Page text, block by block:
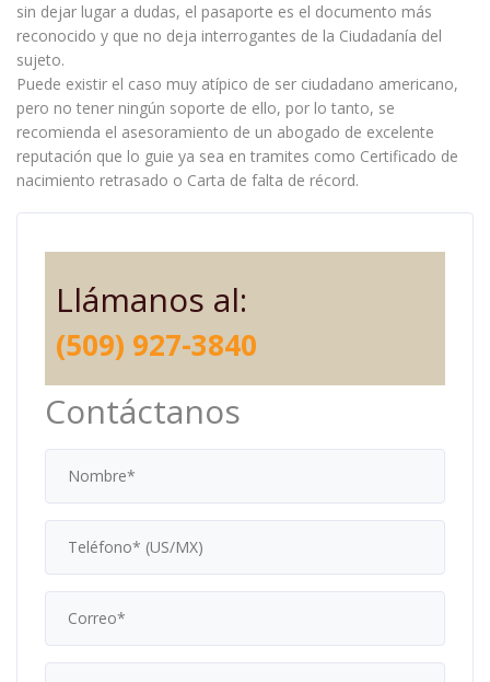
sin dejar lugar a dudas, el pasaporte es el documento más
reconocido y que no deja interrogantes de la Ciudadanía del
sujeto.
Puede existir el caso muy atípico de ser ciudadano americano,
pero no tener ningún soporte de ello, por lo tanto, se
recomienda el asesoramiento de un abogado de excelente
reputación que lo guie ya sea en tramites como Certificado de
nacimiento retrasado o Carta de falta de récord.
Llámanos al:
(509) 927-3840
Contáctanos